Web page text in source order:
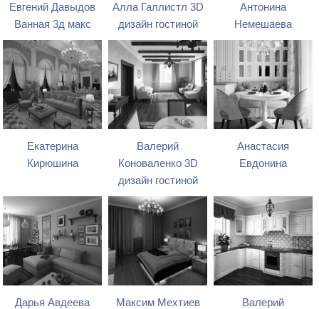
Евгений Давыдов
Ванная 3д макс
Алла Галлистл 3D
дизайн гостиной
Антонина
Немешаева
Екатерина
Кирюшина
Валерий
Коноваленко 3D
дизайн гостиной
Анастасия
Евдонина
Дарья Авдеева
Максим Мехтиев
Валерий